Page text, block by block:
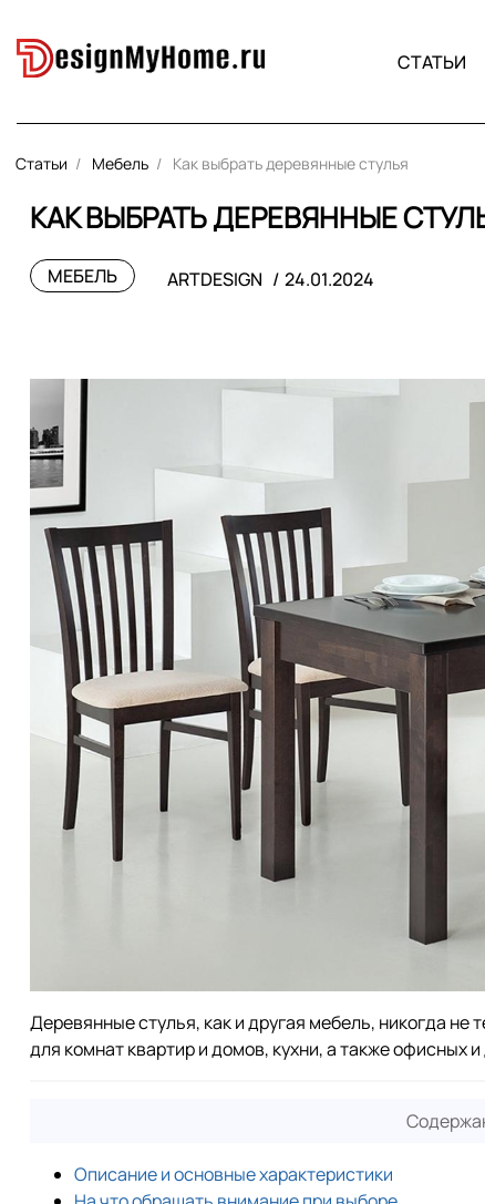
СТАТЬИ
Статьи Мебель Как выбрать деревянные стулья
КАК ВЫБРАТЬ ДЕРЕВЯННЫЕ
МЕБЕЛЬ ARTDESIGN 24.01.2024
Деревянные стулья, как и другая мебель, никогда
для комнат квартир и домов, кухни, а также офисных
Описание и основные характеристики